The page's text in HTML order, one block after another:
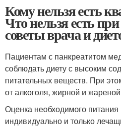
Кому нельзя есть
Что нельзя есть
советы врача и
Пациентам с панкреатитом
соблюдать диету с высоким
питательных веществ. При
от алкоголя, жирной и
Оценка необходимого питания
индивидуально и только